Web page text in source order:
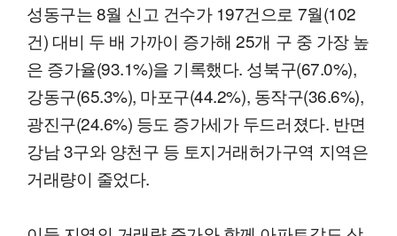
성동구는 8월 신고 건수가 197건으로 7월(102
건) 대비 두 배 가까이 증가해 25개 구 중 가장 높
은 증가율(93.1%)을 기록했다. 성북구(67.0%),
강동구(65.3%), 마포구(44.2%), 동작구(36.6%),
광진구(24.6%) 등도 증가세가 두드러졌다. 반면
강남 3구와 양천구 등 토지거래허가구역 지역은
거래량이 줄었다.